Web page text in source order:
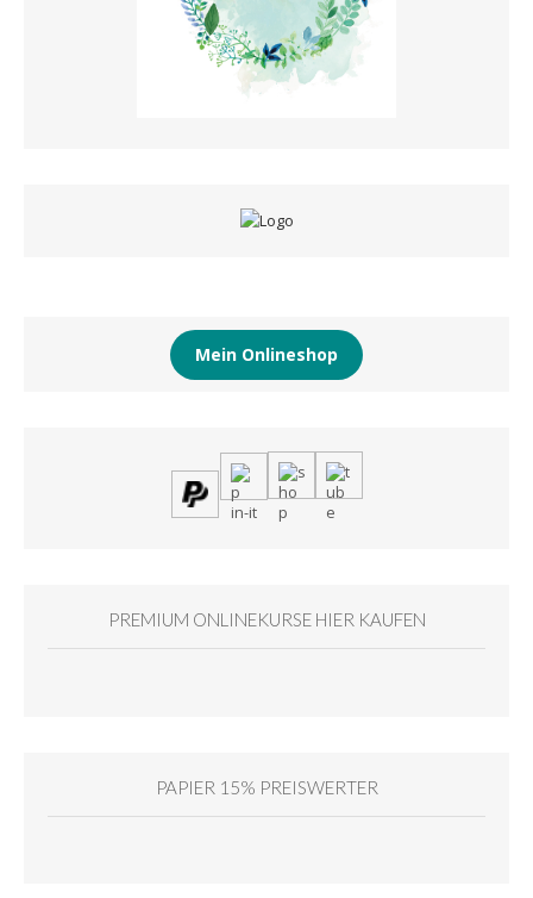
Mein Onlineshop
PREMIUM ONLINEKURSE HIER KAUFEN
PAPIER 15% PREISWERTER